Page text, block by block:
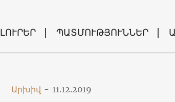
ԼՈՒՐԵՐ ՊԱՏՄՈՒԹՅՈՒՆՆԵՐ
Արխիվ - 11.12.2019